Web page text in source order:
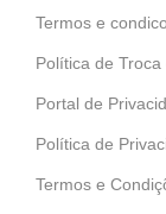
Termos e
Política de
Portal de
Política de
Termos e